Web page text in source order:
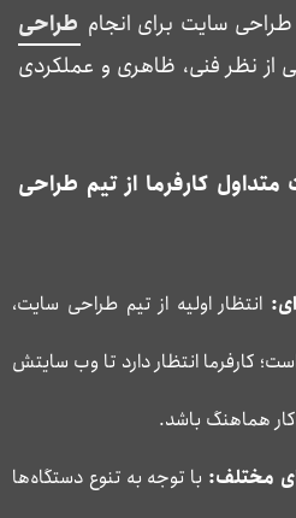
طراحی سایت برای انجام طراحی
از نظر فنی، ظاهری و عملکردی
متداول کارفرما از تیم طراحی
انتظار اولیه از تیم طراحی سایت،
کارفرما انتظار دارد تا وب سایتش
هماهنگ باشد.
مختلف: با توجه به تنوع دستگاه‌ها